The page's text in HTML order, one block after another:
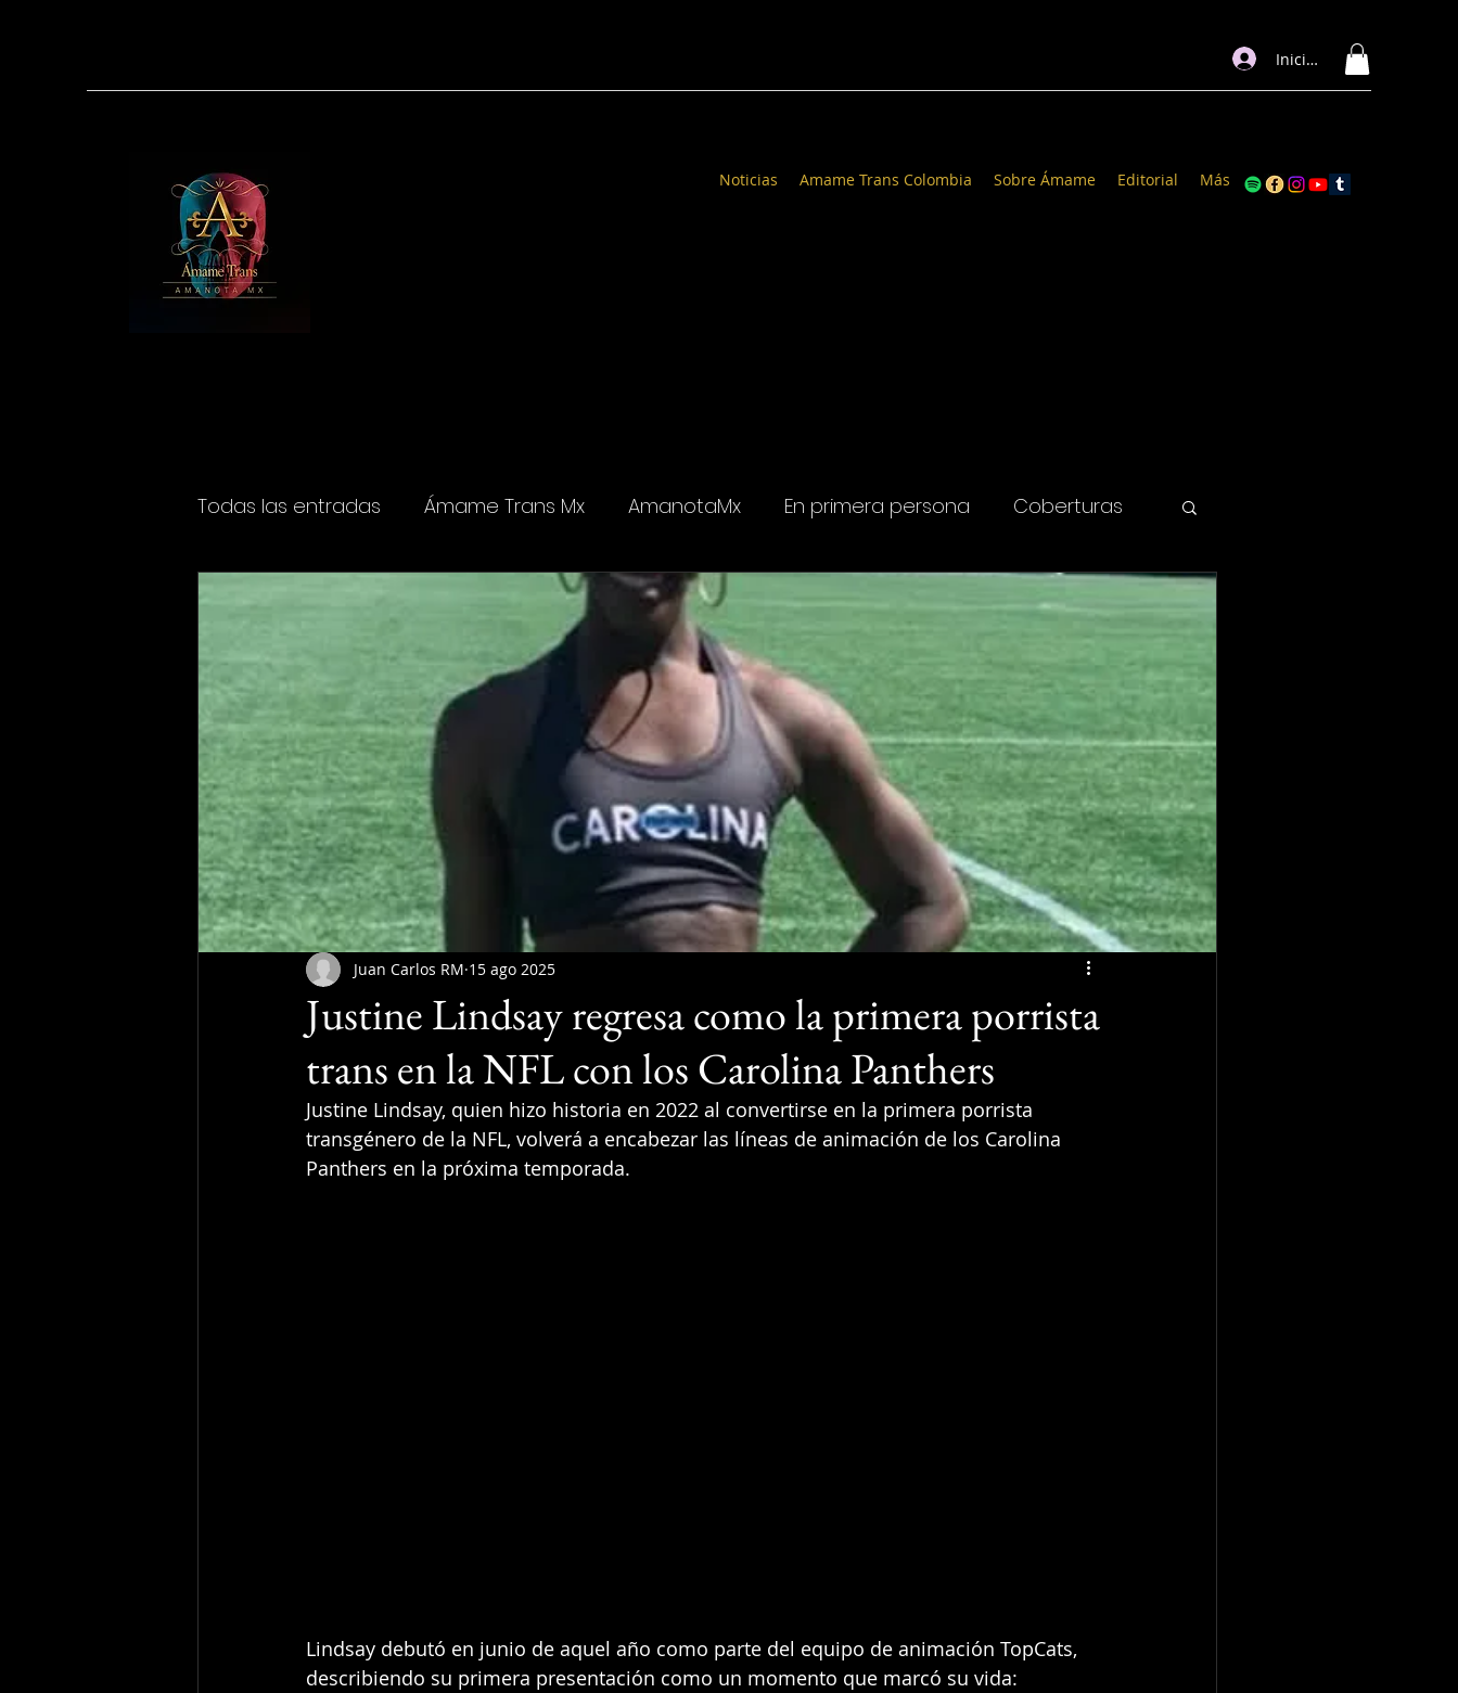
Iniciar sesión
Noticias Amame Trans Colombia Sobre Ámame Editorial Más
Todas las entradas Ámame Trans Mx AmanotaMx En primera persona Coberturas
Cine y televisión Salud & bienestar
Justine Lindsay regresa como la primera porrista
trans en la NFL con los Carolina Panthers
Juan Carlos RM 15 ago 2025
Justine Lindsay, quien hizo historia en 2022 al convertirse en la primera porrista
transgénero de la NFL, volverá a encabezar las líneas de animación de los Carolina
Panthers en la próxima temporada.
Lindsay debutó en junio de aquel año como parte del equipo de animación TopCats,
describiendo su primera presentación como un momento que marcó su vida: